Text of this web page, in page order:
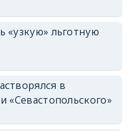
«узкую» льготную
в
«Севастопольского»